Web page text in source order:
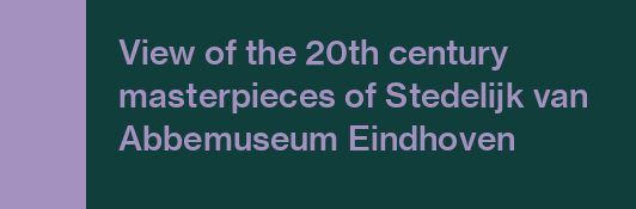
View of the 20th century
masterpieces of Stedelijk van
Abbemuseum Eindhoven